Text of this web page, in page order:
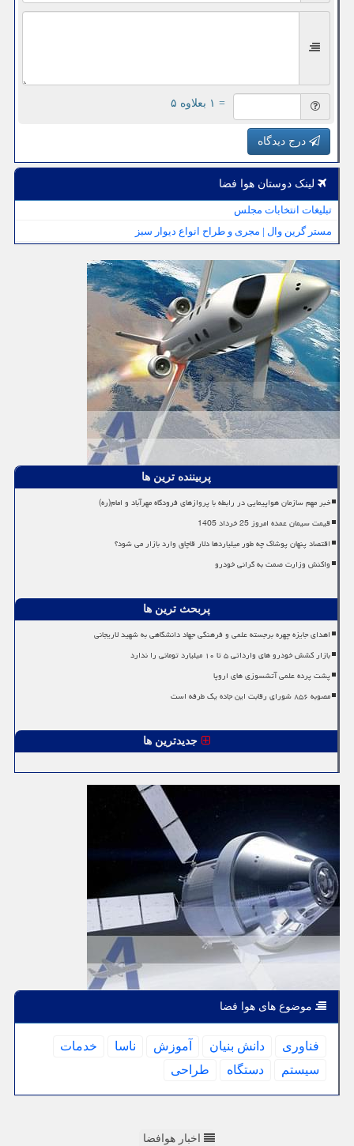
= ۱ بعلاوه ۵
درج دیدگاه
لینک دوستان هوا فضا
تبلیغات انتخابات مجلس
مستر گرین وال | مجری و طراح انواع دیوار سبز
پربیننده ترین ها
خبر مهم سازمان هواپیمایی در رابطه با پروازهای فرودگاه مهرآباد و امام(ره)
قیمت سیمان عمده امروز 25 خرداد 1405
اقتصاد پنهان پوشاک چه طور میلیاردها دلار قاچاق وارد بازار می شود؟
واکنش وزارت صمت به گرانی خودرو
پربحث ترین ها
اهدای جایزه چهره برجسته علمی و فرهنگی جهاد دانشگاهی به شهید لاریجانی
بازار کشش خودرو های وارداتی ۵ تا ۱۰ میلیارد تومانی را ندارد
پشت پرده علمی آتشسوزی های اروپا
مصوبه ۸۵۶ شورای رقابت این جاده یک طرفه است
جدیدترین ها
موضوع های هوا فضا
فناوری دانش بنیان آموزش ناسا
خدمات
سیستم
دستگاه طراحی
اخبار هوافضا